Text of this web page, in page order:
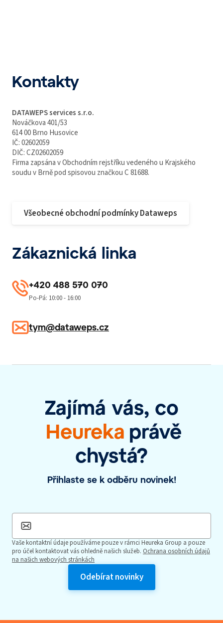
Kontakty
DATAWEPS services s.r.o.
Nováčkova 401/53
614 00 Brno Husovice
IČ: 02602059
DIČ: CZ02602059
Firma zapsána v Obchodním rejstříku vedeného u Krajského
soudu v Brně pod spisovou značkou C 81688.
Všeobecné obchodní podmínky Dataweps
Zákaznická linka
+420 488 570 070
Po-Pá: 10:00 - 16:00
tym@dataweps.cz
Zajímá vás, co
Heureka právě
chystá?
Přihlaste se k odběru novinek!
Vaše kontaktní údaje používáme pouze v rámci Heureka Group a pouze
pro účel kontaktovat vás ohledně našich služeb. Ochrana osobních údajů
na našich webových stránkách